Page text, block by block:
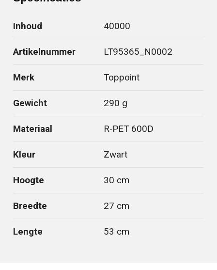
Inhoud 40000
Artikelnummer LT95365_N0002
Merk Toppoint
Gewicht 290 g
Materiaal R-PET 600D
Kleur Zwart
Hoogte 30 cm
Breedte 27 cm
Lengte 53 cm